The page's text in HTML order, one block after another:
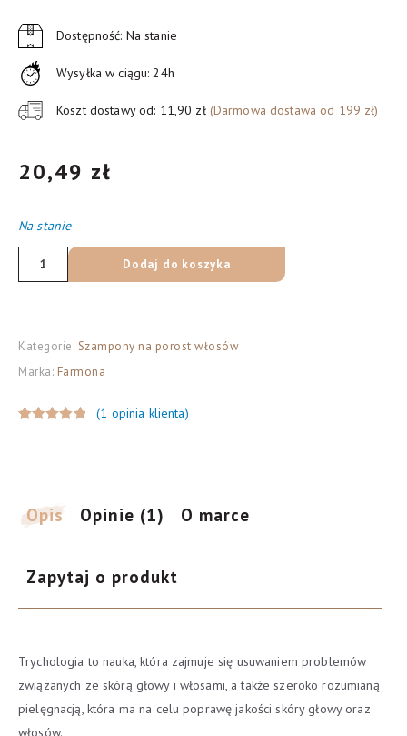
oceny
(1 opinia klienta)
Dostępność: Na stanie
Wysyłka w ciągu: 24h
Koszt dostawy od: 11,90 zł (Darmowa dostawa od 199 zł)
20,49 zł
Na stanie
ilość
Farmona
Szampon
przyspieszający
włosów
Dodaj do koszyka
Kategorie: Szampony na porost włosów
Marka: Farmona
Opis Opinie (1) O marce
Zapytaj o produkt
Trychologia to nauka, która zajmuje się usuwaniem problemów
związanych ze skórą głowy i włosami, a także szeroko rozumianą
pielęgnacją, która ma na celu poprawę jakości skóry głowy oraz
włosów.